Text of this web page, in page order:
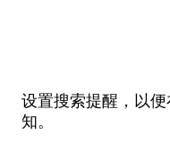
设置搜索提醒，以
知。